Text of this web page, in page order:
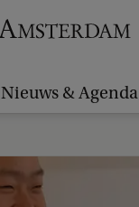
Nieuws & Agenda